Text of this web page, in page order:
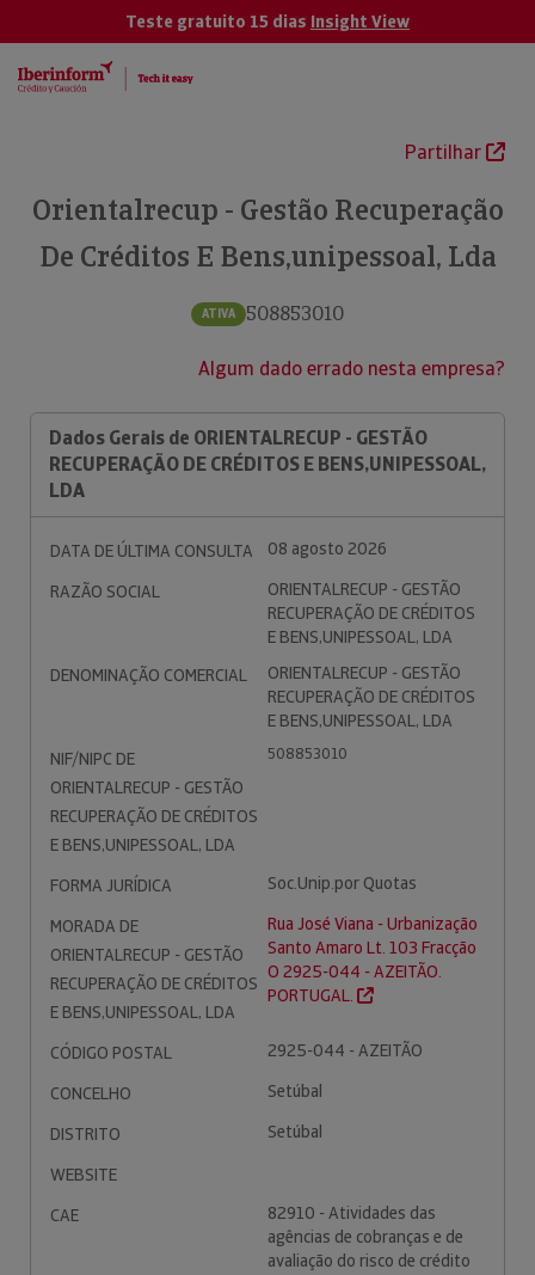
Teste gratuito 15 dias Insight View
Partilhar
Orientalrecup - Gestão Recuperação
De Créditos E Bens,unipessoal, Lda
ATIVA 508853010
Algum dado errado nesta empresa?
Dados Gerais de ORIENTALRECUP - GESTÃO
RECUPERAÇÃO DE CRÉDITOS E BENS,UNIPESSOAL,
LDA
DATA DE ÚLTIMA CONSULTA
08 agosto 2026
RAZÃO SOCIAL
ORIENTALRECUP - GESTÃO
RECUPERAÇÃO DE CRÉDITOS
E BENS,UNIPESSOAL, LDA
DENOMINAÇÃO COMERCIAL
ORIENTALRECUP - GESTÃO
RECUPERAÇÃO DE CRÉDITOS
E BENS,UNIPESSOAL, LDA
NIF/NIPC DE
ORIENTALRECUP - GESTÃO
RECUPERAÇÃO DE CRÉDITOS
E BENS,UNIPESSOAL, LDA
508853010
FORMA JURÍDICA
Soc.Unip.por Quotas
MORADA DE
ORIENTALRECUP - GESTÃO
RECUPERAÇÃO DE CRÉDITOS
E BENS,UNIPESSOAL, LDA
Rua José Viana - Urbanização
Santo Amaro Lt. 103 Fracção
O 2925-044 - AZEITÃO.
PORTUGAL.
CÓDIGO POSTAL
2925-044 - AZEITÃO
CONCELHO
Setúbal
DISTRITO
Setúbal
WEBSITE
CAE
82910 - Atividades das
agências de cobranças e de
avaliação do risco de crédito